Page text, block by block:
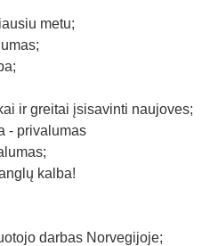
metu;
ir greitai įsisavinti naujoves;
- privalumas
kalba!
darbas Norvegijoje;